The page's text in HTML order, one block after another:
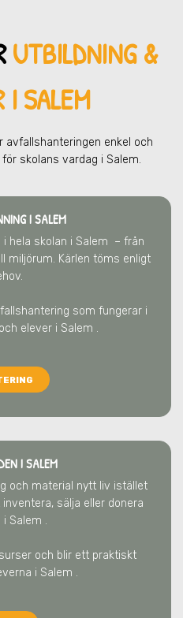
UTBILDNING &
I SALEM
avfallshanteringen enkel och
skolans vardag i Salem.
I SALEM
hela skolan i Salem – från
miljörum. Kärlen töms enligt
som fungerar i
elever i Salem .
I SALEM
och material nytt liv istället
sälja eller donera
i Salem .
och blir ett praktiskt
i Salem .